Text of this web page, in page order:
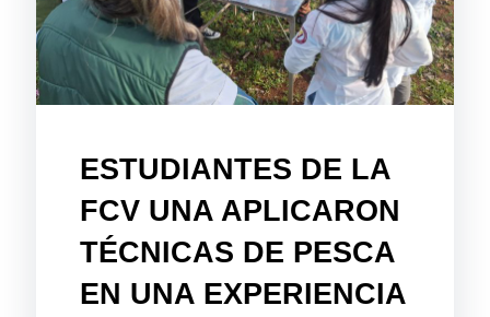
ESTUDIANTES DE LA
FCV UNA APLICARON
TÉCNICAS DE PESCA
EN UNA EXPERIENCIA